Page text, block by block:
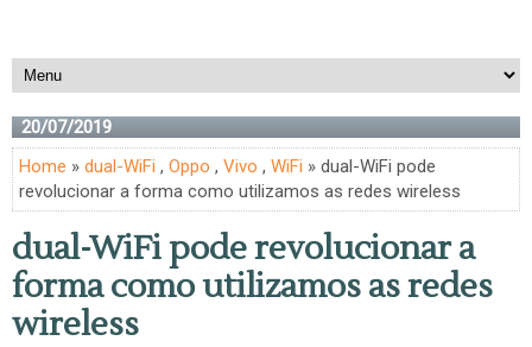
20/07/2019
Home » dual-WiFi , Oppo , Vivo , WiFi » dual-WiFi pode
revolucionar a forma como utilizamos as redes wireless
dual-WiFi pode revolucionar a
forma como utilizamos as redes
wireless